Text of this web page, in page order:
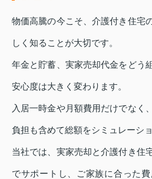
物価高騰の今こそ、介護付き住宅
しく知ることが大切です。
年金と貯蓄、実家売却代金をどう
安心度は大きく変わります。
入居一時金や月額費用だけでなく
負担も含めて総額をシミュレーシ
当社では、実家売却と介護付き住
でサポートし、ご家族に合った